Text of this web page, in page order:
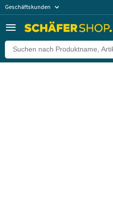
Geschäftskunden
Zurück